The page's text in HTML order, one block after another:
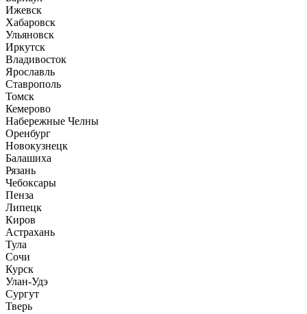
Ижевск
Хабаровск
Ульяновск
Иркутск
Владивосток
Ярославль
Ставрополь
Томск
Кемерово
Набережные Челны
Оренбург
Новокузнецк
Балашиха
Рязань
Чебоксары
Пенза
Липецк
Киров
Астрахань
Тула
Сочи
Курск
Улан-Удэ
Сургут
Тверь